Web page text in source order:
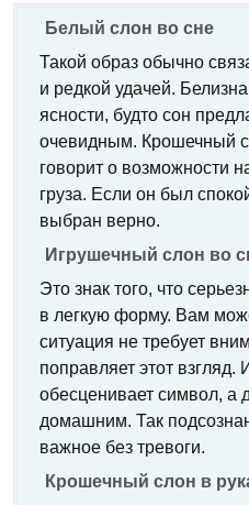
Белый слон во сне
Такой образ обычно
и редкой удачей.
ясности, будто сон
очевидным. Крошечный
говорит о возможности
груза. Если он был
выбран верно.
Игрушечный слон во
Это знак того, что
в легкую форму. Вам
ситуация не требует
поправляет этот взгляд.
обесценивает символ, а
домашним. Так
важное без тревоги.
Крошечный слон в